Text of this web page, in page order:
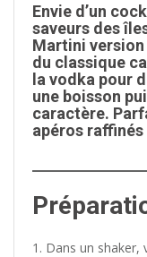
Envie d’un
saveurs des
Martini
du classique
la vodka pour
une boisson
caractère.
apéros
Dans un shaker,